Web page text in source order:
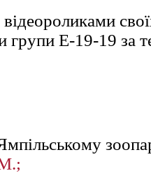
групи Е-19-19 за